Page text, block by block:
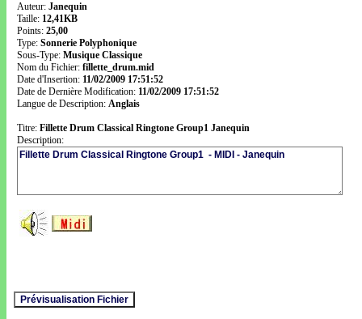
Auteur: Janequin
Taille: 12,41KB
Points: 25,00
Type: Sonnerie Polyphonique
Sous-Type: Musique Classique
Nom du Fichier: fillette_drum.mid
Date d'Insertion: 11/02/2009 17:51:52
Date de Dernière Modification: 11/02/2009 17:51:52
Langue de Description: Anglais
Titre: Fillette Drum Classical Ringtone Group1 Janequin
Description: